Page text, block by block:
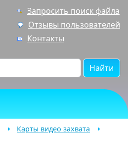
Запросить поиск файла
Отзывы пользователей
Контакты
Найти
Карты видео захвата